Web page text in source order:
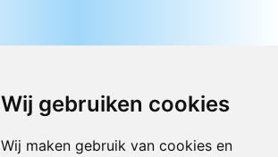
Wij gebruiken cookies
Wij maken gebruik van cookies en